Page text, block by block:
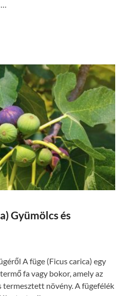
…
Gyümölcs és
A füge (Ficus carica) egy
fa vagy bokor, amely az
termesztett növény. A fügefélék